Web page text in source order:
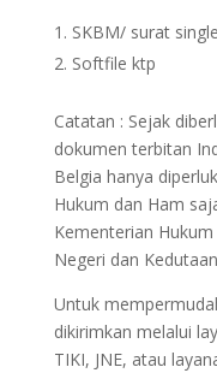
SKBM/ surat
Softfile ktp
Catatan : Sejak
dokumen terbitan
Belgia hanya
Hukum dan Ham
Kementerian
Negeri dan
Untuk
dikirimkan melalui
TIKI, JNE, atau